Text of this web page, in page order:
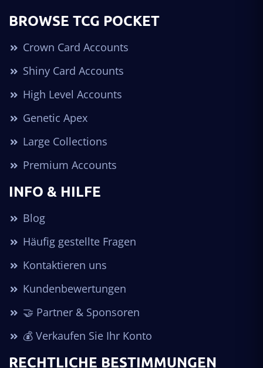
BROWSE TCG POCKET
Crown Card Accounts
Shiny Card Accounts
High Level Accounts
Genetic Apex
Large Collections
Premium Accounts
INFO & HILFE
Blog
Häufig gestellte Fragen
Kontaktieren uns
Kundenbewertungen
🤝 Partner & Sponsoren
💰 Verkaufen Sie Ihr Konto
RECHTLICHE BESTIMMUNGEN